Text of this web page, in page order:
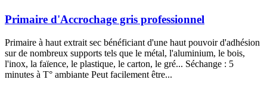
Primaire d'Accrochage gris professionnel
Primaire à haut extrait sec bénéficiant d'une haut pouvoir d'adhésion
sur de nombreux supports tels que le métal, l'aluminium, le bois,
l'inox, la faïence, le plastique, le carton, le gré... Séchange : 5
minutes à T° ambiante Peut facilement être...